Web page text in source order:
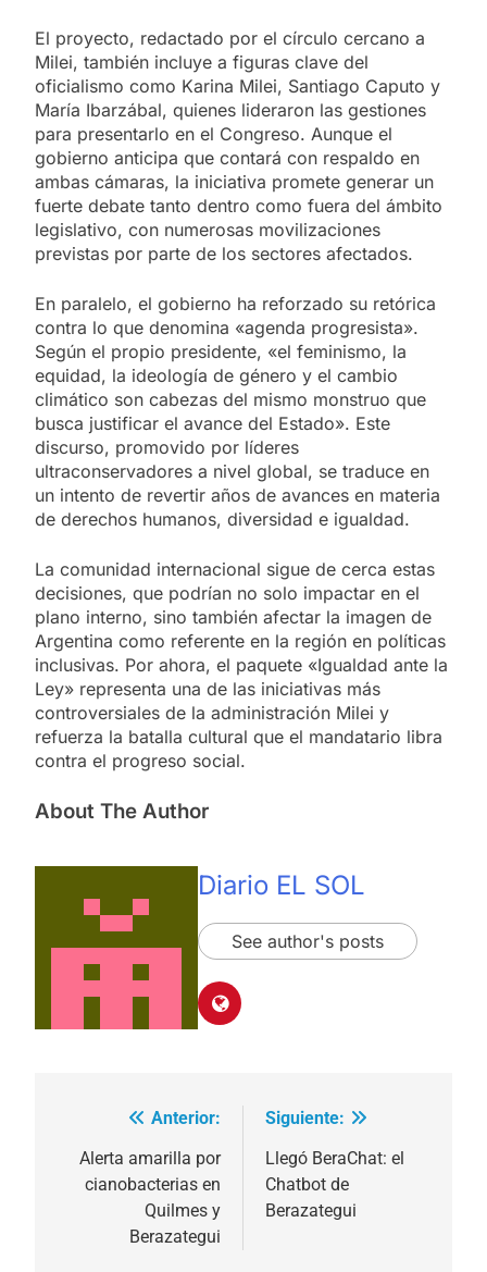
El proyecto, redactado por el círculo cercano a
Milei, también incluye a figuras clave del
oficialismo como Karina Milei, Santiago Caputo y
María Ibarzábal, quienes lideraron las gestiones
para presentarlo en el Congreso. Aunque el
gobierno anticipa que contará con respaldo en
ambas cámaras, la iniciativa promete generar un
fuerte debate tanto dentro como fuera del ámbito
legislativo, con numerosas movilizaciones
previstas por parte de los sectores afectados.
En paralelo, el gobierno ha reforzado su retórica
contra lo que denomina «agenda progresista».
Según el propio presidente, «el feminismo, la
equidad, la ideología de género y el cambio
climático son cabezas del mismo monstruo que
busca justificar el avance del Estado». Este
discurso, promovido por líderes
ultraconservadores a nivel global, se traduce en
un intento de revertir años de avances en materia
de derechos humanos, diversidad e igualdad.
La comunidad internacional sigue de cerca estas
decisiones, que podrían no solo impactar en el
plano interno, sino también afectar la imagen de
Argentina como referente en la región en políticas
inclusivas. Por ahora, el paquete «Igualdad ante la
Ley» representa una de las iniciativas más
controversiales de la administración Milei y
refuerza la batalla cultural que el mandatario libra
contra el progreso social.
About The Author
Diario EL SOL
See author's posts
Navegación
de
entradas
Anterior:
Alerta amarilla por
cianobacterias en
Quilmes y
Berazategui
Siguiente:
Llegó BeraChat: el
Chatbot de
Berazategui